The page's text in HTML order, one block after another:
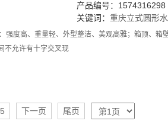
产品编号：1574316298
关键词： 重庆立式圆形
度高、重量轻、外型整洁、美观高雅；箱顶、
不允许有十字交叉现
5 下一页 尾页